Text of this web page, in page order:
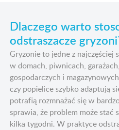
Dlaczego warto
odstraszacze
Gryzonie to jedne z najczęściej
w domach, piwnicach,
gospodarczych i
czy popielice szybko adaptują
potrafią rozmnażać się w
sprawia, że problem może stać
kilka tygodni. W praktyce